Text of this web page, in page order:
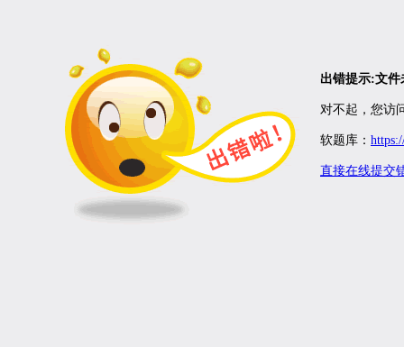
出错提示:文
对不起，您访
软题库：
直接在线提交